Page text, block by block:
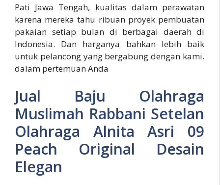
Pati Jawa Tengah, kualitas dalam perawatan
karena mereka tahu ribuan proyek pembuatan
pakaian setiap bulan di berbagai daerah di
Indonesia. Dan harganya bahkan lebih baik
untuk pelancong yang bergabung dengan kami.
dalam pertemuan Anda
Jual Baju Olahraga
Muslimah Rabbani Setelan
Olahraga Alnita Asri 09
Peach Original Desain
Elegan